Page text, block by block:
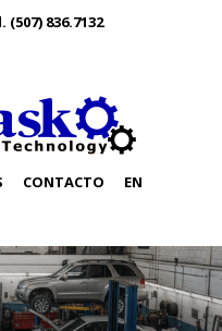
(507) 836.7132
CONTACTO EN